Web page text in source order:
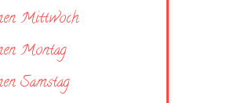
Mittwoch
Montag
Samstag